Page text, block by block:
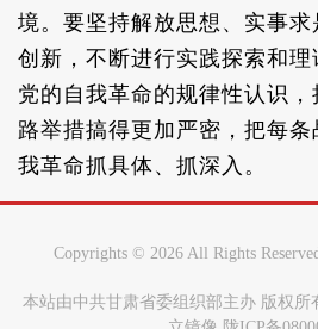
境。要坚持解放思想、实事
创新，不断进行实践探索和
党的自我革命的规律性认识
路举措搞得更加严密，把每
我革命抓具体、抓深入。
Copyrights © 2026 All Rights
本站由中共甘肃省委组织部主办 版权所